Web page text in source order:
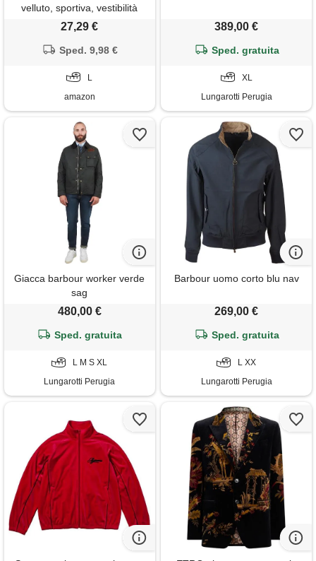
velluto, sportiva, vestibilità
normale, in velluto rosso,
bottoni, tinta unita, vestibilità
per cene, balli, matrimoni, 03
27,29 €
Sped. 9,98 €
L
amazon
389,00 €
Sped. gratuita
XL
Lungarotti Perugia
Giacca barbour worker verde
sag
480,00 €
Sped. gratuita
L M S XL
Lungarotti Perugia
Barbour uomo corto blu nav
269,00 €
Sped. gratuita
L XX
Lungarotti Perugia